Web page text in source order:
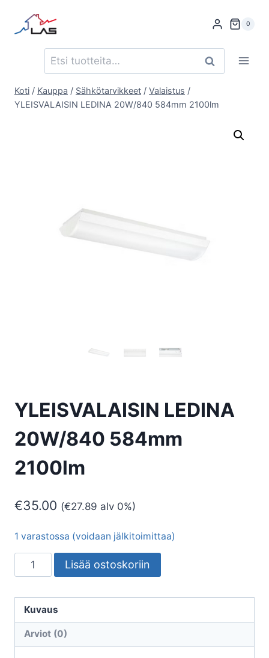
sisältöön
0
Etsi: Haku
Koti / Kauppa / Sähkötarvikkeet / Valaistus /
YLEISVALAISIN LEDINA 20W/840 584mm 2100lm
YLEISVALAISIN LEDINA
20W/840 584mm
2100lm
€35.00 (€27.89 alv 0%)
1 varastossa (voidaan jälkitoimittaa)
YLEISVALAISIN
LEDINA
584mm
2100lm
Lisää ostoskoriin
Kuvaus
Arviot (0)